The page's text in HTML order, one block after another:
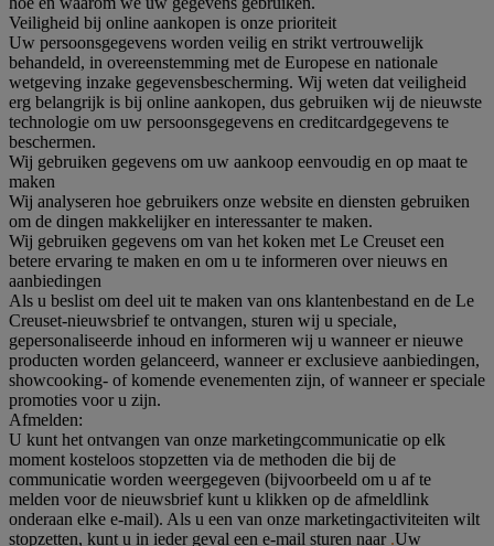
Veiligheid bij online aankopen is onze prioriteit
Uw persoonsgegevens worden veilig en strikt vertrouwelijk
behandeld, in overeenstemming met de Europese en nationale
wetgeving inzake gegevensbescherming. Wij weten dat veiligheid
erg belangrijk is bij online aankopen, dus gebruiken wij de nieuwste
technologie om uw persoonsgegevens en creditcardgegevens te
beschermen.
Wij gebruiken gegevens om uw aankoop eenvoudig en op maat te
maken
Wij analyseren hoe gebruikers onze website en diensten gebruiken
om de dingen makkelijker en interessanter te maken.
Wij gebruiken gegevens om van het koken met Le Creuset een
betere ervaring te maken en om u te informeren over nieuws en
aanbiedingen
Als u beslist om deel uit te maken van ons klantenbestand en de Le
Creuset-nieuwsbrief te ontvangen, sturen wij u speciale,
gepersonaliseerde inhoud en informeren wij u wanneer er nieuwe
producten worden gelanceerd, wanneer er exclusieve aanbiedingen,
showcooking- of komende evenementen zijn, of wanneer er speciale
promoties voor u zijn.
Afmelden:
U kunt het ontvangen van onze marketingcommunicatie op elk
moment kosteloos stopzetten via de methoden die bij de
communicatie worden weergegeven (bijvoorbeeld om u af te
melden voor de nieuwsbrief kunt u klikken op de afmeldlink
onderaan elke e-mail). Als u een van onze marketingactiviteiten wilt
stopzetten, kunt u in ieder geval een e-mail sturen naar .Uw